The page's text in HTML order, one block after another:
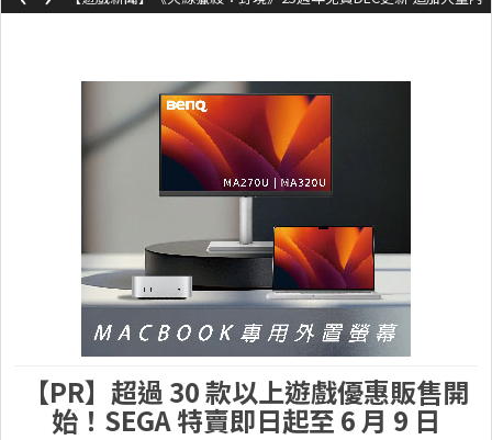
容同時系舊作限時超平價折扣
【PR】超過 30 款以上遊戲優惠販售開
始！SEGA 特賣即日起至 6 月 9 日